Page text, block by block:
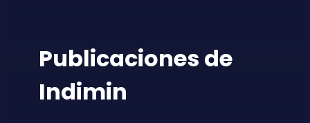
Publicaciones de
Indimin